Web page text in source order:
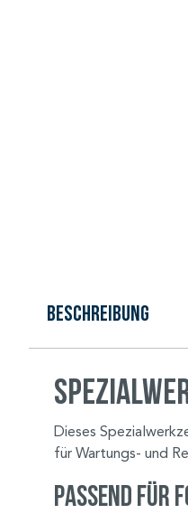
Beschreibung
Dieses
für Wartungs- und
Passend für